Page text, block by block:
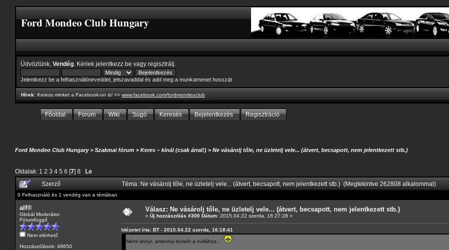
Ford Mondeo Club Hungary
Üdvözlünk, Vendég . Kérlek jelentkezz be vagy regisztrálj
Jelentkezz be a felhasználóneveddel, jelszavaddal és add meg a munkamenet hosszát
Hírek: Keress minket a Facebook-on is! => www.facebook.com/fordmondeoclub
Főoldal Forum Wiki Súgó Keresés Bejelentkezés Regisztráció
Ford Mondeo Club Hungary>Szakmai fórum >Keres – kínál (csak árral!) >Ne vásárolj tőle, ne üzletelj vele... (átvert, becsapott, nem jelentkezett stb.)
Oldalak: 1 2 3 4 5 6 [7] 8 Le
Szerző Téma: Ne vásárolj tőle, ne üzletelj vele... (átvert, becsapott, nem jelentkezett stb.) (Megtekintve 262808 alkalommal)
0 Felhasználó és 1 vendég van a témában
alf®
Globál Moderátor
Fórumfüggő
Nem elérhető
Hozzászólások: 48650
Válasz: Ne vásárolj tőle, ne üzletelj vele... (átvert, becsapott, nem jelentkezett stb.)
« Új hozzászólás #300 Dátum: 2015.04.22 szerda, 16:27:28 »
Idézetet írta: BT - 2015.04.22 szerda, 16:18:41
Némi annyi, amennyi közelít a nullához...